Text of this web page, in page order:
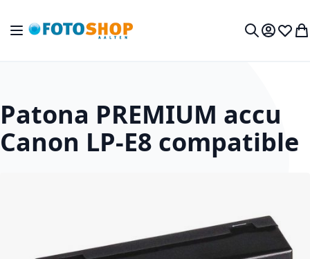
Toggle Nav
Mijn
Patona PREMIUM accu
Canon LP-E8 compatible